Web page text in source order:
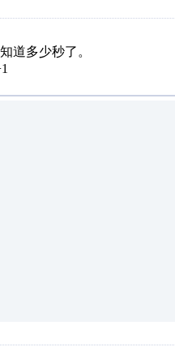
道多少秒了。